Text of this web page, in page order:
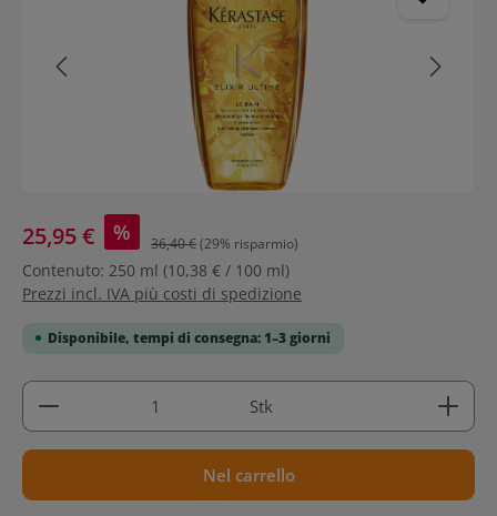
25,95 € % 36,40 €(29% risparmio)
Contenuto: 250 ml (10,38 € / 100 ml)
Prezzi incl. IVA più costi di spedizione
Disponibile, tempi di consegna: 1–3 giorni
Quantità del prodotto: inserisci la quantità
Stk
Nel carrello